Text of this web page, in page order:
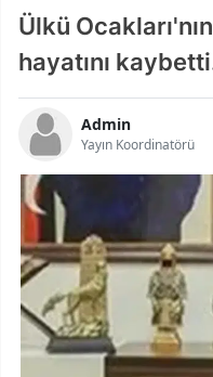
Ülkü
hayatını
Admin
Yayın Koordinatörü